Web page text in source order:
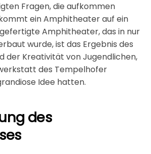
Fragen, die aufkommen
ein Amphitheater auf ein
Amphitheater, das in nur
wurde, ist das Ergebnis des
der Kreativität von Jugendlichen,
des Tempelhofer
Idee hatten.
des